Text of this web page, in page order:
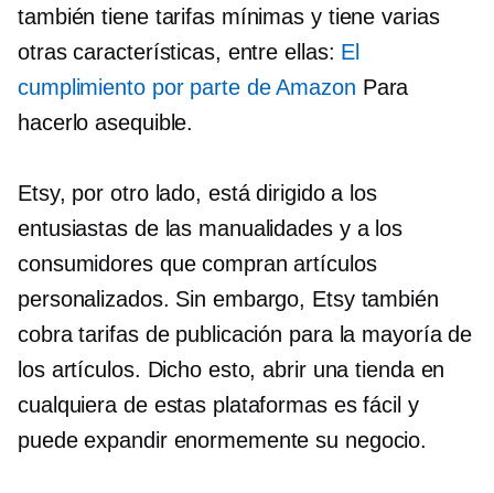
también tiene tarifas mínimas y tiene varias
otras características, entre ellas: El
cumplimiento por parte de Amazon Para
hacerlo asequible.
Etsy, por otro lado, está dirigido a los
entusiastas de las manualidades y a los
consumidores que compran artículos
personalizados. Sin embargo, Etsy también
cobra tarifas de publicación para la mayoría de
los artículos. Dicho esto, abrir una tienda en
cualquiera de estas plataformas es fácil y
puede expandir enormemente su negocio.